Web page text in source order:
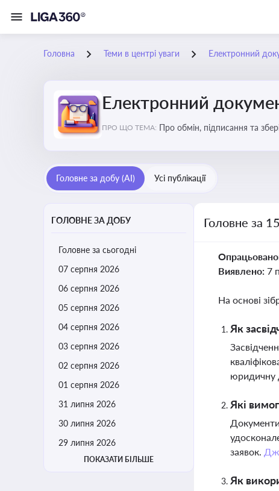
Головна Теми в центрі уваги Електронний
Електронний
ПРО ЩО ТЕМА: Про обмін, підписання та
Головне за добу (AI) Усі публікації
ГОЛОВНЕ ЗА ДОБУ
Головне за сьогодні
07 серпня 2026
06 серпня 2026
05 серпня 2026
04 серпня 2026
03 серпня 2026
02 серпня 2026
01 серпня 2026
31 липня 2026
30 липня 2026
29 липня 2026
ПОКАЗАТИ БІЛЬШЕ
Головне за
Виявлено: 7
На основі
Як
юридичну
Які
заявок.
Як